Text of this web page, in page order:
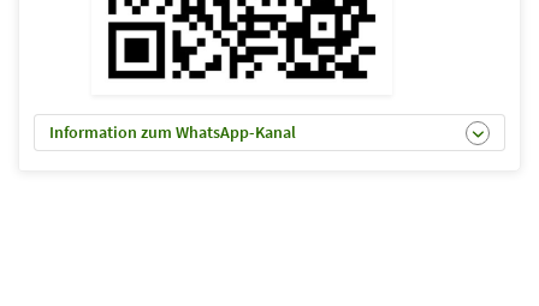
Information zum WhatsApp-Kanal